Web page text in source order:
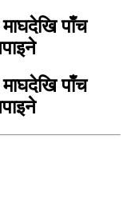
पाँच
पाँच